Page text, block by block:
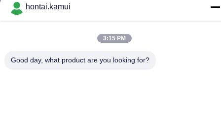
Fabrieksadres
hontai.kamui
3:15 PM
Good day, what product are you looking for?